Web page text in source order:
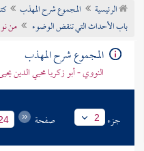
تراجم الأعلام
الرئيسية المجموع شرح المهذب
باب الأحداث التي تنقض الوضوء
من
المجموع شرح المهذب
النووي - أبو زكريا محيي الدين
جزء 2 صفحة